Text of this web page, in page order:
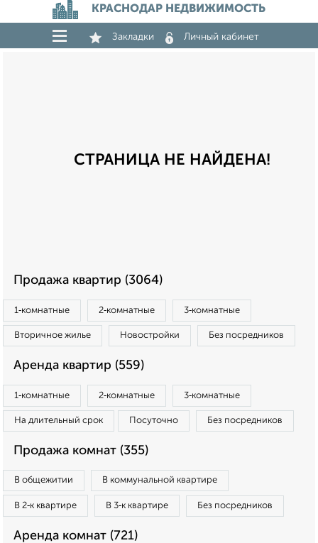
КРАСНОДАР НЕДВИЖИМОСТЬ
Закладки Личный кабинет
СТРАНИЦА НЕ НАЙДЕНА!
Продажа квартир (3064)
1‑комнатные 2‑комнатные 3‑комнатные
Вторичное жилье Новостройки Без посредников
Аренда квартир (559)
1‑комнатные 2‑комнатные 3‑комнатные
На длительный срок Посуточно Без посредников
Продажа комнат (355)
В общежитии В коммунальной квартире
В 2‑к квартире В 3‑к квартире Без посредников
Аренда комнат (721)